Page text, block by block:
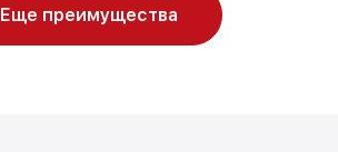
Еще преимущества